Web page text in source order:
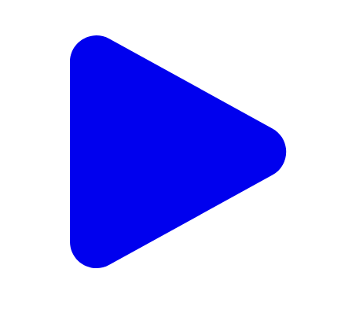
#सोशल_मीडिया की चमक में फीके पड़ते संस्कारः #हल्द्वानी में